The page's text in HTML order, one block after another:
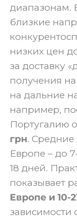
диапазонам.
близкие
низких цен
за доставку
получения
на дальние
например,
Португалию
грн. Средние
Европе – до
18 дней.
показывает
Европе и 10-
зависимости